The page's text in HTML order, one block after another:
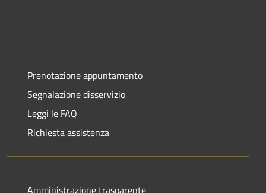
Prenotazione appuntamento
Segnalazione disservizio
Leggi le FAQ
Richiesta assistenza
Amministrazione trasparente